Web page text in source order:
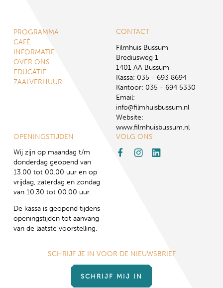
PROGRAMMA
CAFÉ
INFORMATIE
OVER ONS
EDUCATIE
ZAALVERHUUR
CONTACT
Filmhuis Bussum
Brediusweg 1
1401 AA Bussum
Kassa: 035 - 693 8694
Kantoor: 035 - 694 5330
Email:
info@filmhuisbussum.nl
Website:
www.filmhuisbussum.nl
OPENINGSTIJDEN
Wij zijn op maandag t/m
donderdag geopend van
13.00 tot 00.00 uur en op
vrijdag, zaterdag en zondag
van 10.30 tot 00.00 uur.
De kassa is geopend tijdens
openingstijden tot aanvang
van de laatste voorstelling.
VOLG ONS
SCHRIJF JE IN VOOR DE NIEUWSBRIEF
SCHRIJF MIJ IN